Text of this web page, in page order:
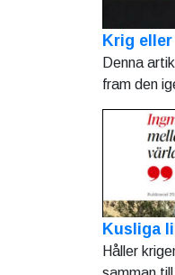
Krig
Denna
fram den
Kusliga
Håller